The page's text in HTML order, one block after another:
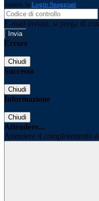
tramite la Login Spaggiari
E-mail inviata, si prega di
Errore
Chiudi
Successo
Chiudi
Informazione
Chiudi
Attendere...
Attendere il completamento